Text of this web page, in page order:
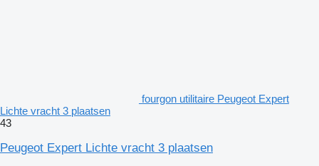
fourgon utilitaire Peugeot Expert
Lichte vracht 3 plaatsen
43
Peugeot Expert Lichte vracht 3 plaatsen